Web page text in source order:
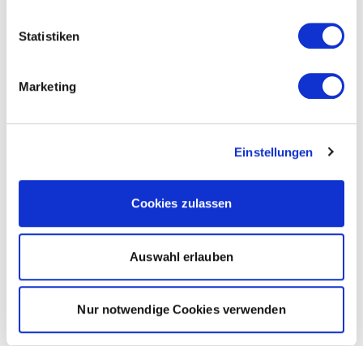
Statistiken
Marketing
Einstellungen
Cookies zulassen
Auswahl erlauben
Nur notwendige Cookies verwenden